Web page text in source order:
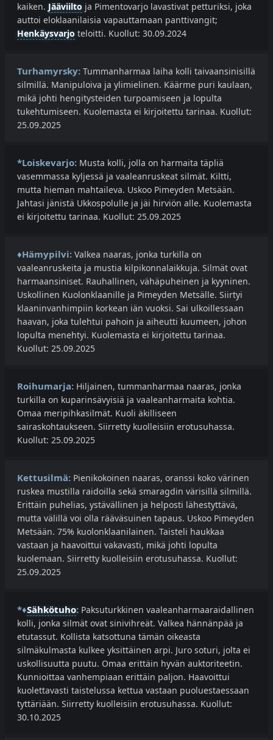
kaiken. Jääviilto ja Pimentovarjo lavastivat petturiksi, joka
auttoi eloklaanilaisia vapauttamaan panttivangit;
Henkäysvarjo teloitti. Kuollut: 30.09.2024
Turhamyrsky: Tummanharmaa laiha kolli taivaansinisillä
silmillä. Manipuloiva ja ylimielinen. Käärme puri kaulaan,
mikä johti hengitysteiden turpoamiseen ja lopulta
tukehtumiseen. Kuolemasta ei kirjoitettu tarinaa. Kuollut:
25.09.2025
*Loiskevarjo: Musta kolli, jolla on harmaita täpliä
vasemmassa kyljessä ja vaaleanruskeat silmät. Kiltti,
mutta hieman mahtaileva. Uskoo Pimeyden Metsään.
Jahtasi jänistä Ukkospolulle ja jäi hirviön alle. Kuolemasta
ei kirjoitettu tarinaa. Kuollut: 25.09.2025
♦Hämypilvi: Valkea naaras, jonka turkilla on
vaaleanruskeita ja mustia kilpikonnalaikkuja. Silmät ovat
harmaansiniset. Rauhallinen, vähäpuheinen ja kyyninen.
Uskollinen Kuolonklaanille ja Pimeyden Metsälle. Siirtyi
klaaninvanhimpiin korkean iän vuoksi. Sai ulkoillessaan
haavan, joka tulehtui pahoin ja aiheutti kuumeen, johon
lopulta menehtyi. Kuolemasta ei kirjoitettu tarinaa.
Kuollut: 25.09.2025
Roihumarja: Hiljainen, tummanharmaa naaras, jonka
turkilla on kuparinsävyisiä ja vaaleanharmaita kohtia.
Omaa meripihkasilmät. Kuoli äkilliseen
sairaskohtaukseen. Siirretty kuolleisiin erotusuhassa.
Kuollut: 25.09.2025
Kettusilmä: Pienikokoinen naaras, oranssi koko värinen
ruskea mustilla raidoilla sekä smaragdin värisillä silmillä.
Erittäin puhelias, ystävällinen ja helposti lähestyttävä,
mutta välillä voi olla rääväsuinen tapaus. Uskoo Pimeyden
Metsään. 75% kuolonklaanilainen. Taisteli haukkaa
vastaan ja haavoittui vakavasti, mikä johti lopulta
kuolemaan. Siirretty kuolleisiin erotusuhassa. Kuollut:
25.09.2025
*♦Sähkötuho: Paksuturkkinen vaaleanharmaaraidallinen
kolli, jonka silmät ovat sinivihreät. Valkea hännänpää ja
etutassut. Kollista katsottuna tämän oikeasta
silmäkulmasta kulkee yksittäinen arpi. Juro soturi, jolta ei
uskollisuutta puutu. Omaa erittäin hyvän auktoriteetin.
Kunnioittaa vanhempiaan erittäin paljon. Haavoittui
kuolettavasti taistelussa kettua vastaan puoluestaessaan
tyttäriään. Siirretty kuolleisiin erotusuhassa. Kuollut:
30.10.2025